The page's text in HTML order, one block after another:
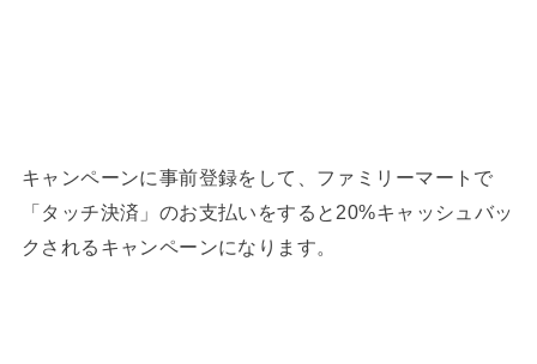
キャンペーンに事前登録をして、ファミリーマートで
「タッチ決済」のお支払いをすると20%キャッシュバッ
クされるキャンペーンになります。